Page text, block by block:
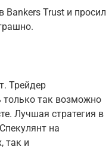
Bankers Trust и просил
Трейдер
только так возможно
Лучшая стратегия в
на
так и